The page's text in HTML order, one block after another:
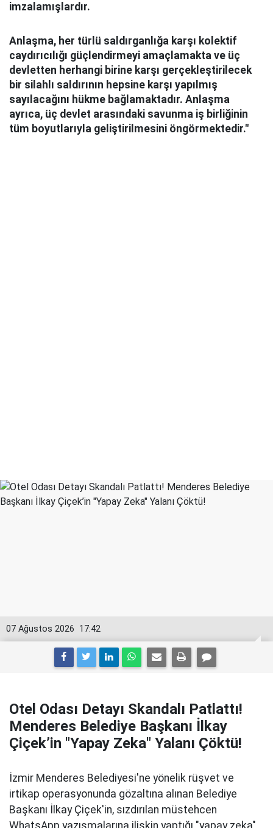
imzalamışlardır.
Anlaşma, her türlü saldırganlığa karşı kolektif
caydırıcılığı güçlendirmeyi amaçlamakta ve üç
devletten herhangi birine karşı gerçekleştirilecek
bir silahlı saldırının hepsine karşı yapılmış
sayılacağını hükme bağlamaktadır. Anlaşma
ayrıca, üç devlet arasındaki savunma iş birliğinin
tüm boyutlarıyla geliştirilmesini öngörmektedir."
17:42
07 Ağustos 2026
Otel Odası Detayı Skandalı Patlattı!
Menderes Belediye Başkanı İlkay
Çiçek’in "Yapay Zeka" Yalanı Çöktü!
İzmir Menderes Belediyesi'ne yönelik rüşvet ve
irtikap operasyonunda gözaltına alınan Belediye
Başkanı İlkay Çiçek'in, sızdırılan müstehcen
WhatsApp yazışmalarına ilişkin yaptığı "yapay zeka"